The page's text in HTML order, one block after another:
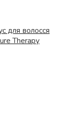
для волосся
Therapy